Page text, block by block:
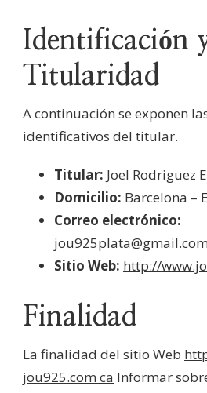
Identificación
Titularidad
A continuación se exponen
identificativos del titular.
Titular: Joel Rodriguez
Domicilio: Barcelona –
Correo electrónico:
jou925plata@gmail.com
Sitio Web: http://
Finalidad
La finalidad del sitio Web
jou925.com ca Informar